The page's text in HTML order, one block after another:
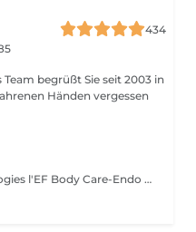
434
begrüßt Sie seit 2003 in
Händen vergessen
Grâce à la synergie des 4 technologies l'EF Body Care-Endo Body Shaper, le soin High Tech exclusif s'adresse en une seule séance aux 4 zones à problèmes du corps, cuisses, fesses, hanches et ventre. La silhouette est redessinée la cellulite est estompée, la peau est plus ferme et plus tonique ( recommandé en cure de 14+2)